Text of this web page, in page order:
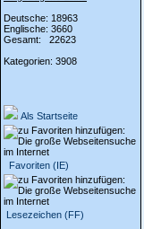
Deutsche: 18963
Englische: 3660
Gesamt: 22623
Kategorien: 3908
Als Startseite
Favoriten (IE)
Lesezeichen (FF)